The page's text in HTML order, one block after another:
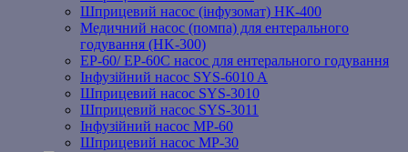
Шприцевий насос (інфузомат) НК-400
Медичний насос (помпа) для ентерального
годування (HK-300)
EP-60/ EP-60C насос для ентерального годування
Інфузійний насос SYS-6010 A
Шприцевий насос SYS-3010
Шприцевий насос SYS-3011
Інфузійний насос MP-60
Шприцевий насос MP-30